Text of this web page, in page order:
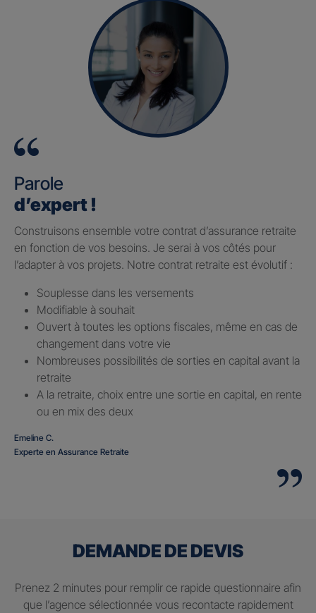
Parole
d’expert !
Construisons ensemble votre contrat d’assurance retraite
en fonction de vos besoins. Je serai à vos côtés pour
l’adapter à vos projets. Notre contrat retraite est évolutif :
Souplesse dans les versements
Modifiable à souhait
Ouvert à toutes les options fiscales, même en cas de
changement dans votre vie
Nombreuses possibilités de sorties en capital avant la
retraite
A la retraite, choix entre une sortie en capital, en rente
ou en mix des deux
Emeline C.
Experte en Assurance Retraite
DEMANDE DE DEVIS
Prenez 2 minutes pour remplir ce rapide questionnaire afin
que l’agence sélectionnée vous recontacte rapidement